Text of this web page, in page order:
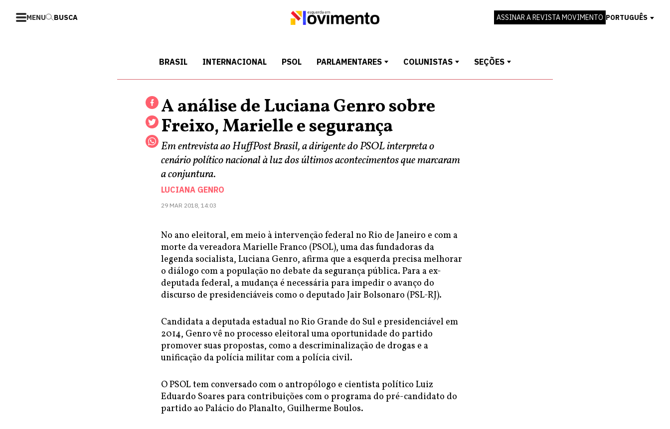
MENU BUSCA ASSINAR A REVISTA MOVIMENTO PORTUGUÊS
BRASIL INTERNACIONAL PSOL PARLAMENTARES COLUNISTAS SEÇÕES
A análise de Luciana Genro sobre
Freixo, Marielle e segurança
Em entrevista ao HuffPost Brasil, a dirigente do PSOL interpreta o
cenário político nacional à luz dos últimos acontecimentos que marcaram
a conjuntura.
LUCIANA GENRO
29 MAR 2018, 14:03
No ano eleitoral, em meio à intervenção federal no Rio de Janeiro e com a
morte da vereadora Marielle Franco (PSOL), uma das fundadoras da
legenda socialista, Luciana Genro, afirma que a esquerda precisa melhorar
o diálogo com a população no debate da segurança pública. Para a ex-
deputada federal, a mudança é necessária para impedir o avanço do
discurso de presidenciáveis como o deputado Jair Bolsonaro (PSL-RJ).
Candidata a deputada estadual no Rio Grande do Sul e presidenciável em
2014, Genro vê no processo eleitoral uma oportunidade do partido
promover suas propostas, como a descriminalização de drogas e a
unificação da polícia militar com a polícia civil.
O PSOL tem conversado com o antropólogo e cientista político Luiz
Eduardo Soares para contribuições com o programa do pré-candidato do
partido ao Palácio do Planalto, Guilherme Boulos.